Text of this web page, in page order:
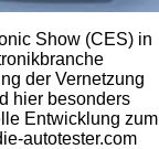
Show (CES) in
der Vernetzung
hier besonders
Entwicklung zum
autotester.com